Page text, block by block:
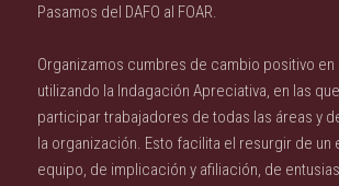
Pasamos del DAFO al FOAR.
Organizamos cumbres de cambio positivo en
utilizando la Indagación Apreciativa, en las
participar trabajadores de todas las áreas y
la organización. Esto facilita el resurgir de un
equipo, de implicación y afiliación, de